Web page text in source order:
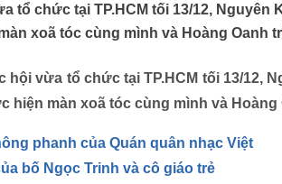
tổ chức tại TP.HCM tối 13/12,
xoã tóc cùng mình và Hoàng Oanh
hội vừa tổ chức tại TP.HCM tối 13/12,
hiện màn xoã tóc cùng mình và Hoàng
phanh của Quán quân nhạc Việt
bố Ngọc Trinh và cô giáo trẻ